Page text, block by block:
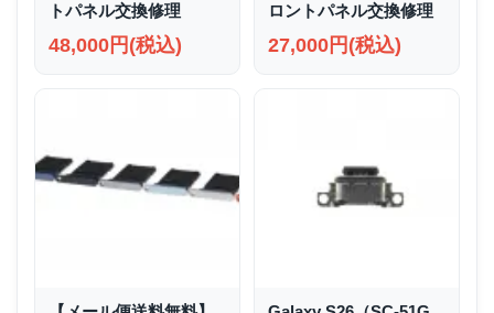
トパネル交換修理
48,000円(税込)
ロントパネル交換修理
27,000円(税込)